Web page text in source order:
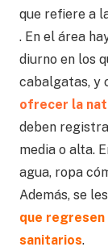
que refiere a
. En el área
diurno en los
cabalgatas, y
ofrecer la
deben
media o alta.
agua, ropa
Además, se
que regresen
sanitarios.